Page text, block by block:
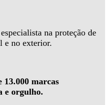
na proteção de
e no exterior.
marcas
e orgulho.